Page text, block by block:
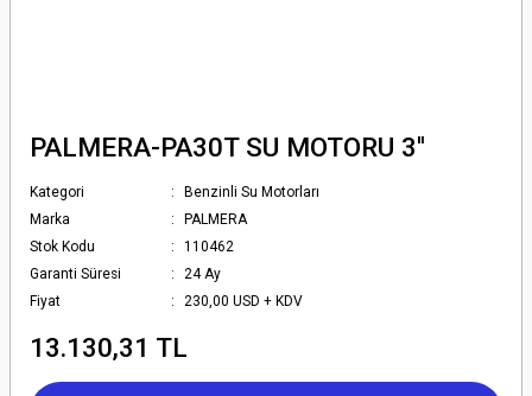
PALMERA-PA30T SU MOTORU 3''
Kategori
Benzinli Su Motorları
Marka
PALMERA
Stok Kodu
110462
Garanti Süresi
24 Ay
Fiyat
230,00 USD + KDV
13.130,31 TL